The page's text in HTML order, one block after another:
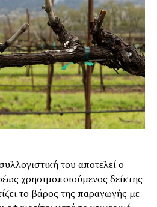
του αποτελεί ο
χρησιμοποιούμενος δείκτης
το βάρος της παραγωγής με